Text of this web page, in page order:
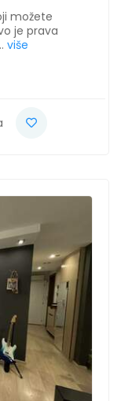
možete
je prava
više